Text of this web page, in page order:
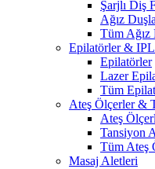
Şarjlı Diş
Ağız
Tüm Ağız
Epilatörler & IPL
Epilatörler
Lazer
Tüm
Ateş Ölçerler &
Ateş
Tansiyon
Tüm Ateş
Masaj Aletleri